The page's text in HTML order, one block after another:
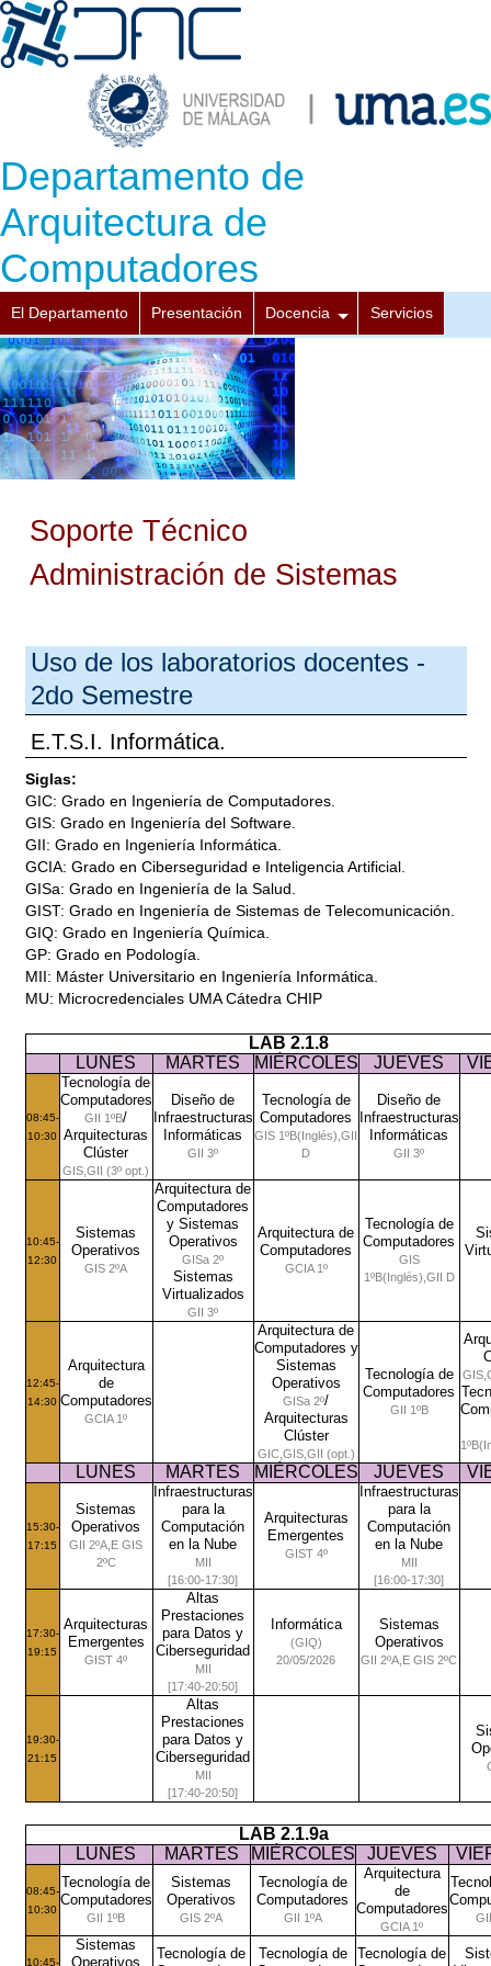
Departamento de
Arquitectura de
Computadores
El Departamento Presentación Docencia Servicios
Soporte Técnico
Administración de Sistemas
Uso de los laboratorios docentes -
2do Semestre
E.T.S.I. Informática.
Siglas:
GIC: Grado en Ingeniería de Computadores.
GIS: Grado en Ingeniería del Software.
GII: Grado en Ingeniería Informática.
GCIA: Grado en Ciberseguridad e Inteligencia Artificial.
GISa: Grado en Ingeniería de la Salud.
GIST: Grado en Ingeniería de Sistemas de Telecomunicación.
GIQ: Grado en Ingeniería Química.
GP: Grado en Podología.
MII: Máster Universitario en Ingeniería Informática.
MU: Microcredenciales UMA Cátedra CHIP
LAB 2.1.8
LUNES
MARTES MIÉRCOLES JUEVES
08:45-
10:30
Tecnología de
Computadores
GII 1ºB/
Arquitecturas
Clúster
GIS,GII (3º opt.)
Diseño de
Infraestructuras
Informáticas
GII 3º
Tecnología de
Computadores
GIS 1ºB(Inglés),GII
D
Diseño de
Infraestructuras
Informáticas
GII 3º
10:45-
12:30
Sistemas
Operativos
GIS 2ºA
Arquitectura de
Computadores
y Sistemas
Operativos
GISa 2º
Sistemas
Virtualizados
GII 3º
Arquitectura de
Computadores
GCIA 1º
Tecnología de
Computadores
GIS
1ºB(Inglés),GII D
12:45-
14:30
Arquitectura
de
Computadores
GCIA 1º
Arquitectura de
Computadores y
Sistemas
Operativos
GISa 2º/
Arquitecturas
Clúster
GIC,GIS,GII (opt.)
Tecnología de
Computadores
GII 1ºB
LUNES MARTES MIÉRCOLES JUEVES
15:30-
17:15
Sistemas
Operativos
GII 2ºA,E GIS
2ºC
Infraestructuras
para la
Computación
en la Nube
MII
[16:00-17:30]
Arquitecturas
Emergentes
GIST 4º
Infraestructuras
para la
Computación
en la Nube
MII
[16:00-17:30]
17:30-
19:15
Arquitecturas
Emergentes
GIST 4º
Altas
Prestaciones
para Datos y
Ciberseguridad
MII
[17:40-20:50]
Informática
(GIQ)
20/05/2026
Sistemas
Operativos
GII 2ºA,E GIS 2ºC
19:30-
21:15
Altas
Prestaciones
para Datos y
Ciberseguridad
MII
[17:40-20:50]
LAB 2.1.9a
LUNES
MARTES MIÉRCOLES JUEVES
08:45-
10:30
Tecnología de
Computadores
GII 1ºB
Sistemas
Operativos
GIS 2ºA
Tecnología de
Computadores
GII 1ºA
Arquitectura
de
Computadores
GCIA 1º
10:45-
Sistemas
Operativos
Tecnología de
Tecnología de
Tecnología de